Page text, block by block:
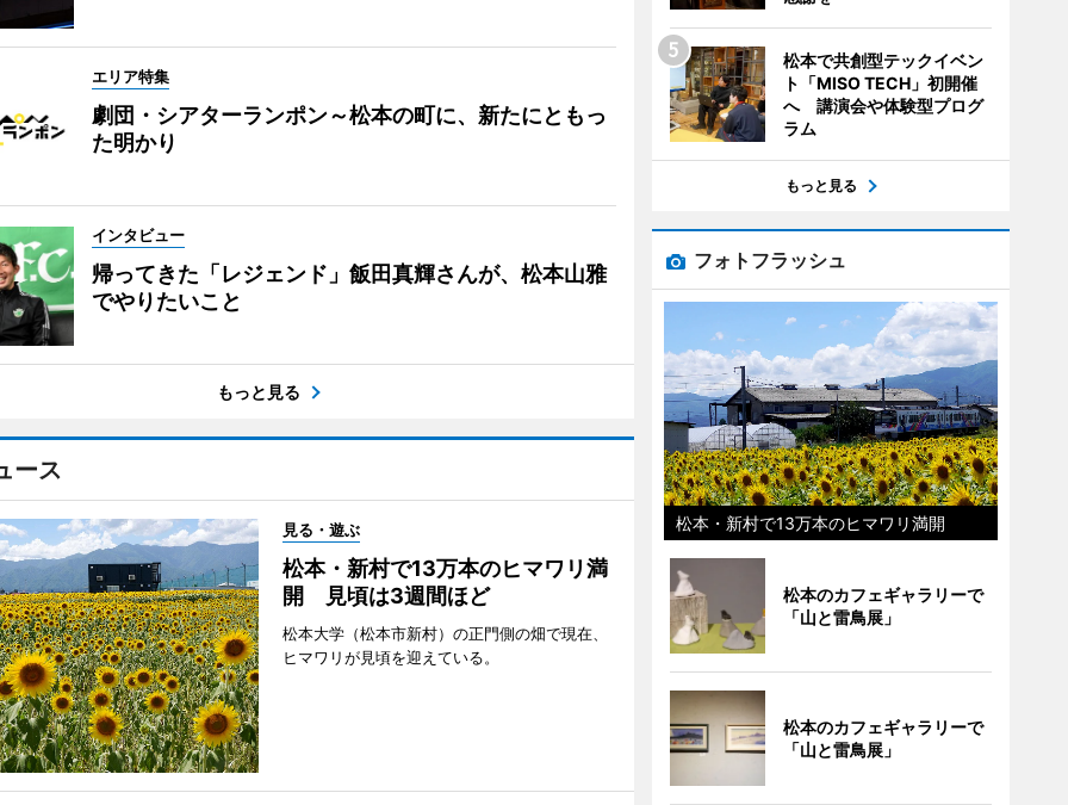
エリア特集
劇団・シアターランポン～松本の町に、新たにともっ
た明かり
インタビュー
帰ってきた「レジェンド」飯田真輝さんが、松本山雅
でやりたいこと
もっと見る
ース
見る・遊ぶ
松本・新村で13万本のヒマワリ満
開 見頃は3週間ほど
松本大学（松本市新村）の正門側の畑で現在、
ヒマワリが見頃を迎えている。
松本で共創型テックイベン
ト「MISO TECH」初開催
へ 講演会や体験型プログ
ラム
もっと見る
フォトフラッシュ
松本・新村で13万本のヒマワリ満開
松本のカフェギャラリーで
「山と雷鳥展」
松本のカフェギャラリーで
「山と雷鳥展」